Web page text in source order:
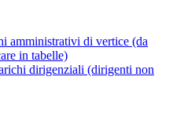
amministrativi di vertice (da
in tabelle)
dirigenziali (dirigenti non